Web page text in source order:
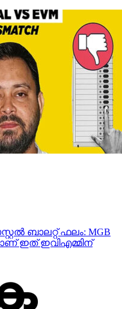
ബാലറ്റ് ഫലം: MGB
ഇത് ഇവിഎമ്മിന്